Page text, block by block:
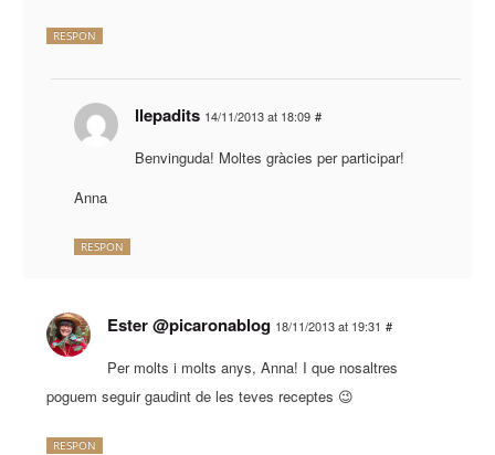
RESPON
llepadits 14/11/2013 at 18:09 #
Benvinguda! Moltes gràcies per participar!
Anna
RESPON
Ester @picaronablog 18/11/2013 at 19:31 #
Per molts i molts anys, Anna! I que nosaltres
poguem seguir gaudint de les teves receptes 😉
RESPON